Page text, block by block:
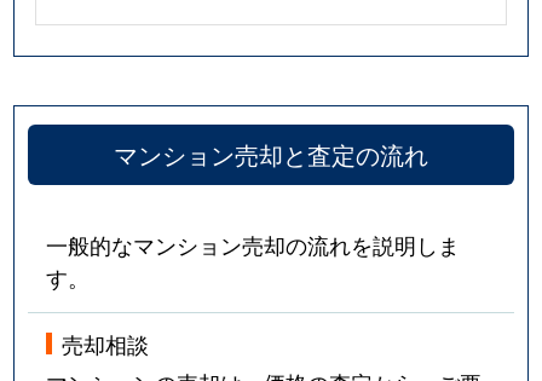
マンション売却と査定の流れ
一般的なマンション売却の流れを説明しま
す。
売却相談